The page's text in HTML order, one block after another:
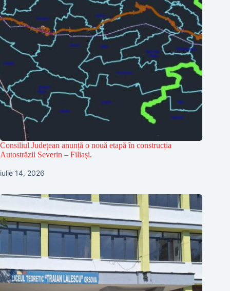
Consiliul Județean anunță o nouă etapă în construcția
Autostrăzii Severin – Filiași.
iulie 14, 2026